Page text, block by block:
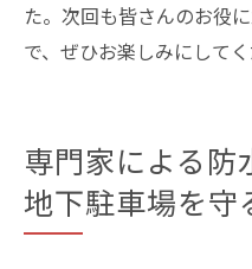
た。次回も皆さんのお役
で、ぜひお楽しみにしてく
専門家による防
地下駐車場を守